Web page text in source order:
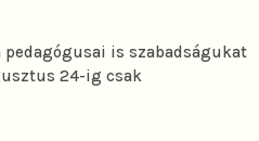
is szabadságukat
24-ig csak